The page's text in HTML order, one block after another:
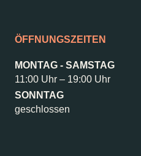
Kontakt
ÖFFNUNGSZEITEN
MONTAG - SAMSTAG
11:00 Uhr – 19:00 Uhr
SONNTAG
geschlossen